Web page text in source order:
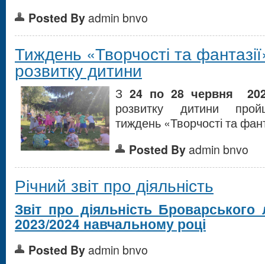
Posted By admin bnvo
Тиждень «Творчості та
розвитку дитини
З 24 по 28 червня
розвитку дитини
тиждень «Творчості та
Posted By admin bnvo
Річний звіт про діяльність
Звіт про діяльність
2023/2024 навчальному році
Posted By admin bnvo